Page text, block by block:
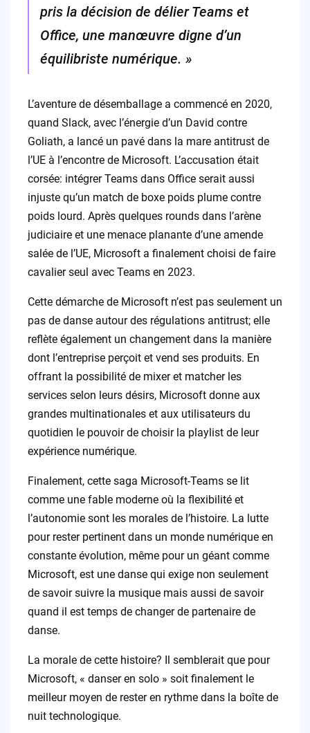
pris la décision de délier Teams et
Office, une manœuvre digne d’un
équilibriste numérique. »
L’aventure de désemballage a commencé en 2020,
quand Slack, avec l’énergie d’un David contre
Goliath, a lancé un pavé dans la mare antitrust de
l’UE à l’encontre de Microsoft. L’accusation était
corsée: intégrer Teams dans Office serait aussi
injuste qu’un match de boxe poids plume contre
poids lourd. Après quelques rounds dans l’arène
judiciaire et une menace planante d’une amende
salée de l’UE, Microsoft a finalement choisi de faire
cavalier seul avec Teams en 2023.
Cette démarche de Microsoft n’est pas seulement un
pas de danse autour des régulations antitrust; elle
reflète également un changement dans la manière
dont l’entreprise perçoit et vend ses produits. En
offrant la possibilité de mixer et matcher les
services selon leurs désirs, Microsoft donne aux
grandes multinationales et aux utilisateurs du
quotidien le pouvoir de choisir la playlist de leur
expérience numérique.
Finalement, cette saga Microsoft-Teams se lit
comme une fable moderne où la flexibilité et
l’autonomie sont les morales de l’histoire. La lutte
pour rester pertinent dans un monde numérique en
constante évolution, même pour un géant comme
Microsoft, est une danse qui exige non seulement
de savoir suivre la musique mais aussi de savoir
quand il est temps de changer de partenaire de
danse.
La morale de cette histoire? Il semblerait que pour
Microsoft, « danser en solo » soit finalement le
meilleur moyen de rester en rythme dans la boîte de
nuit technologique.